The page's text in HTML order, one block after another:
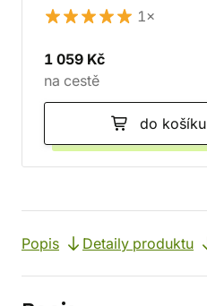
1×
1 059 Kč
na cestě
do košíku
Popis Detaily produktu